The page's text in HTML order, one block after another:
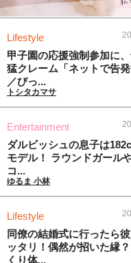
Lifestyle
甲子園の応援強制参加に
猛クレーム「ネットで告発
／びっ...
トシタカマサ
Entertainment
ダルビッシュの息子は
モデル！ ラウンドガール
コ...
ゆるま 小林
Lifestyle
同僚の結婚式に行ったら
ッタリ！偶然が招いた縁
くり体...